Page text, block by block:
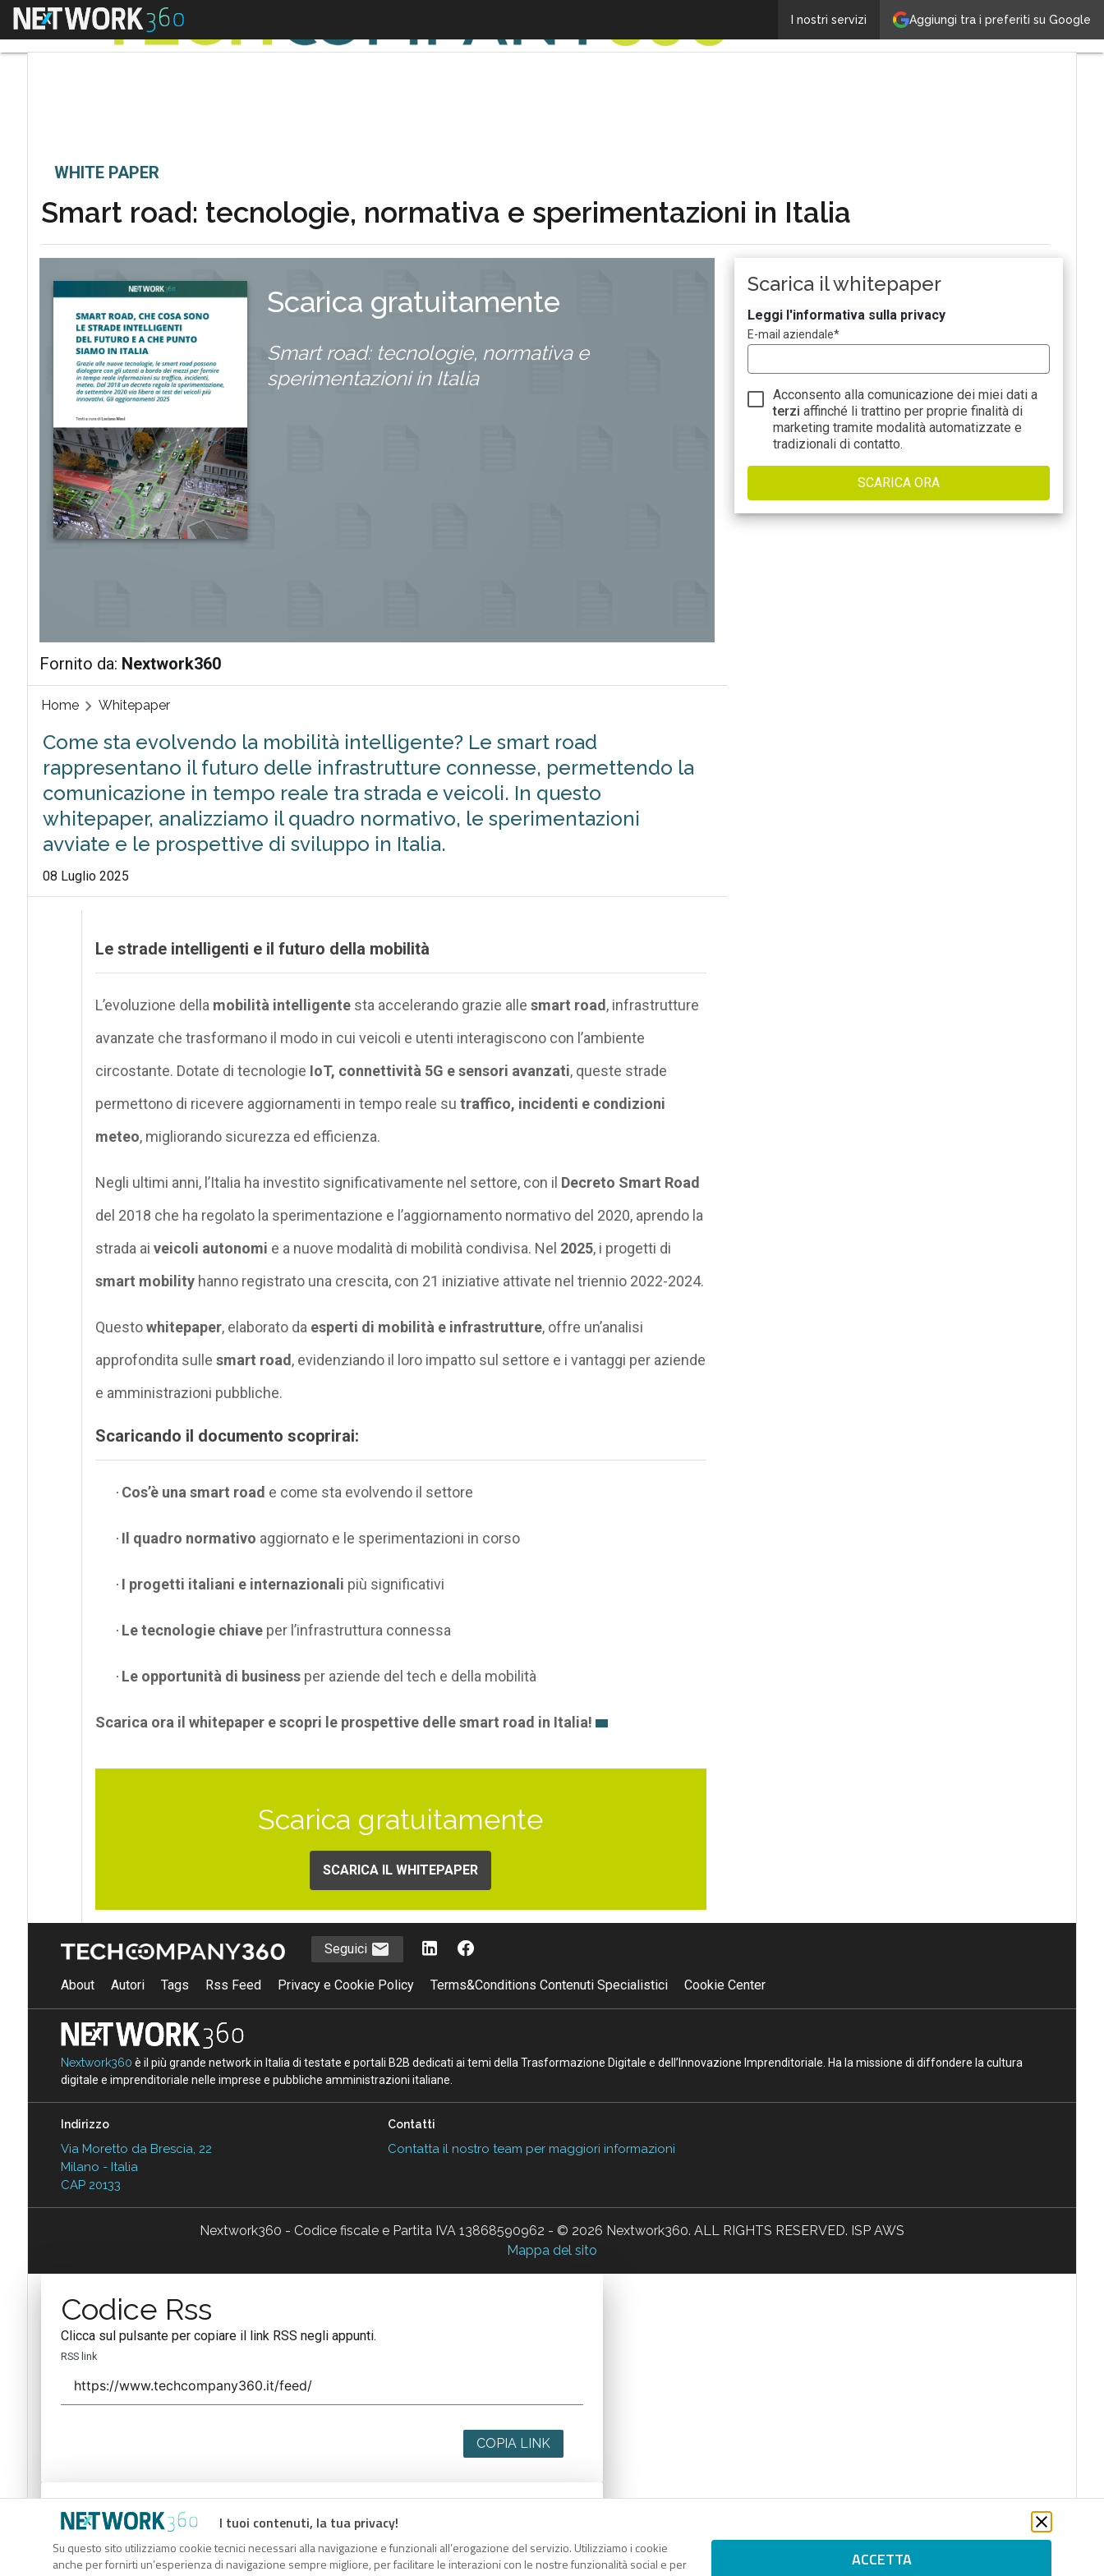
Aggiungi tra i preferiti su Google
I nostri servizi
Menu Smart road: tecnologie, normativa e sperimentazioni
WHITE PAPER
Smart road: tecnologie, normativa e sperimentazioni in Italia
Scarica gratuitamente
Smart road: tecnologie, normativa e
sperimentazioni in Italia
Fornito da: Nextwork360
Home Whitepaper
Come sta evolvendo la mobilità intelligente? Le smart road
rappresentano il futuro delle infrastrutture connesse, permettendo la
comunicazione in tempo reale tra strada e veicoli. In questo
whitepaper, analizziamo il quadro normativo, le sperimentazioni
avviate e le prospettive di sviluppo in Italia.
08 Luglio 2025
Le strade intelligenti e il futuro della mobilità
L’evoluzione della mobilità intelligentesta accelerando grazie alle smart road, infrastrutture
avanzate che trasformano il modo in cui veicoli e utenti interagiscono con l’ambiente
circostante. Dotate di tecnologie IoT, connettività 5G e sensori avanzati, queste strade
permettono di ricevere aggiornamenti in tempo reale su traffico, incidenti e condizioni
meteo, migliorando sicurezza ed efficienza.
Negli ultimi anni, l’Italia ha investito significativamente nel settore, con il Decreto Smart Road
del 2018 che ha regolato la sperimentazione e l’aggiornamento normativo del 2020, aprendo la
strada ai veicoli autonomi e a nuove modalità di mobilità condivisa. Nel 2025, i progetti di
smart mobilityhanno registrato una crescita, con 21 iniziative attivate nel triennio 2022-2024.
Questowhitepaper, elaborato da esperti di mobilità e infrastrutture, offre un’analisi
approfondita sulle smart road, evidenziando il loro impatto sul settore e i vantaggi per aziende
e amministrazioni pubbliche.
Scaricando il documento scoprirai:
· Cos’è una smart road e come sta evolvendo il settore
· Il quadro normativo aggiornato e le sperimentazioni in corso
· I progetti italiani e internazionali più significativi
· Le tecnologie chiaveper l’infrastruttura connessa
· Le opportunità di businessper aziende del tech e della mobilità
Scarica ora il whitepaper e scopri le prospettive delle smart road in Italia!
Scarica gratuitamente
SCARICA IL WHITEPAPER
Scarica il whitepaper
Leggi l'informativa sulla privacy
E-mail aziendale*
Acconsento alla comunicazione dei miei dati a
terzi affinché li trattino per proprie finalità di
marketing tramite modalità automatizzate e
tradizionali di contatto.
I tuoi contenuti, la tua privacy!
Su questo sito utilizziamo cookie tecnici necessari alla navigazione e funzionali all’erogazione del servizio. Utilizziamo i cookie
anche per fornirti un’esperienza di navigazione sempre migliore, per facilitare le interazioni con le nostre funzionalità social e per
ACCETTA
Seguici
About Autori Tags Rss Feed Privacy e Cookie Policy Terms&Conditions Contenuti Specialistici Cookie Center
Nextwork360 è il più grande network in Italia di testate e portali B2B dedicati ai temi della Trasformazione Digitale e dell’Innovazione Imprenditoriale. Ha la missione di diffondere la cultura
digitale e imprenditoriale nelle imprese e pubbliche amministrazioni italiane.
Indirizzo
Via Moretto da Brescia, 22
Milano - Italia
CAP 20133
Contatti
Contatta il nostro team per maggiori informazioni
Nextwork360 - Codice fiscale e Partita IVA 13868590962 - © 2026 Nextwork360. ALL RIGHTS RESERVED. ISP AWS
Mappa del sito
Codice Rss
Clicca sul pulsante per copiare il link RSS negli appunti.
RSS link
COPIA LINK
Codice Rss
Clicca sul pulsante per copiare il link RSS negli appunti.
RSS link